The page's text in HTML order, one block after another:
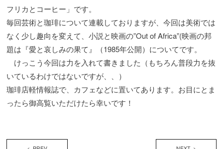
フリカとコーヒー」です。
毎回芸術と珈琲について連載しておりますが、今回は美術では
なく少し趣向を変えて、小説と映画の”Out of Africa”(映画の邦
題は『愛と哀しみの果て』（1985年公開）についてです。
けっこう今回は力を入れて書きました（もちろん普段力を抜
いているわけではないですが、、）
珈琲店軽情報誌で、カフェなどに置いてあります。お目にとま
ったら御高覧いただけたら幸いです！